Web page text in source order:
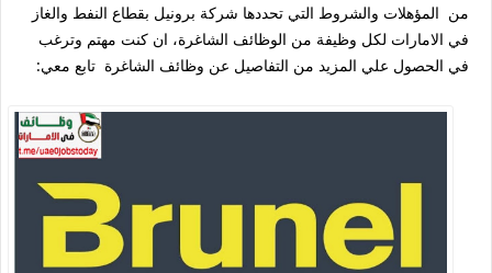
من المؤهلات والشروط التي تحددها شركة برونيل بقطاع النفط والغاز
في الامارات لكل وظيفة من الوظائف الشاغرة، ان كنت مهتم وترغب
في الحصول علي المزيد من التفاصيل عن وظائف الشاغرة تابع معي: